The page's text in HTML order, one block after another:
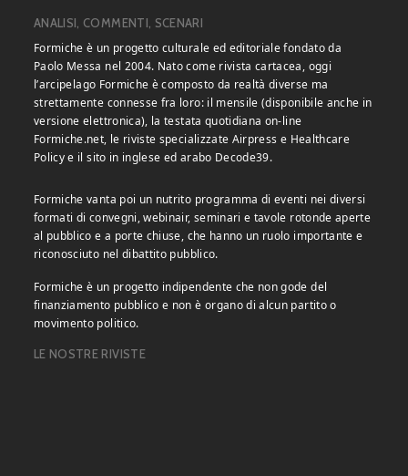
ANALISI, COMMENTI, SCENARI
Formiche è un progetto culturale ed editoriale fondato da
Paolo Messa nel 2004. Nato come rivista cartacea, oggi
l’arcipelago Formiche è composto da realtà diverse ma
strettamente connesse fra loro: il mensile (disponibile anche in
versione elettronica), la testata quotidiana on-line
Formiche.net, le riviste specializzate Airpress e Healthcare
Policy e il sito in inglese ed arabo Decode39.
Formiche vanta poi un nutrito programma di eventi nei diversi
formati di convegni, webinair, seminari e tavole rotonde aperte
al pubblico e a porte chiuse, che hanno un ruolo importante e
riconosciuto nel dibattito pubblico.
Formiche è un progetto indipendente che non gode del
finanziamento pubblico e non è organo di alcun partito o
movimento politico.
LE NOSTRE RIVISTE